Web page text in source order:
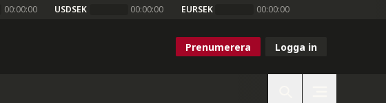
00:00:00 USDSEK 00:00:00 EURSEK 00:00:00
Prenumerera Logga in